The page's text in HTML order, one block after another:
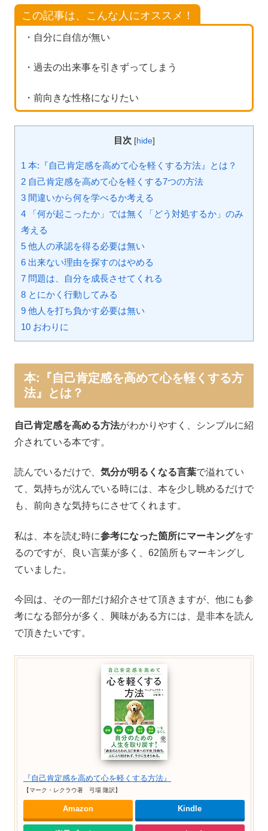
この記事は、こんな人にオススメ！
・自分に自信が無い
・過去の出来事を引きずってしまう
・前向きな性格になりたい
目次 [hide]
1 本:『自己肯定感を高めて心を軽くする方法』とは？
2 自己肯定感を高めて心を軽くする7つの方法
3 間違いから何を学べるか考える
4 「何が起こったか」では無く「どう対処するか」のみ
考える
5 他人の承認を得る必要は無い
6 出来ない理由を探すのはやめる
7 問題は、自分を成長させてくれる
8 とにかく行動してみる
9 他人を打ち負かす必要は無い
10 おわりに
本:『自己肯定感を高めて心を軽くする方
法』とは？
自己肯定感を高める方法がわかりやすく、シンプルに紹
介されている本です。
読んでいるだけで、 気分が明るくなる言葉で溢れてい
て、気持ちが沈んでいる時には、本を少し眺めるだけで
も、前向きな気持ちにさせてくれます。
私は、本を読む時に参考になった箇所にマーキングをす
るのですが、良い言葉が多く、62箇所もマーキングし
ていました。
今回は、その一部だけ紹介させて頂きますが、他にも参
考になる部分が多く、興味がある方には、是非本を読ん
で頂きたいです。
『自己肯定感を高めて心を軽くする方法』
【マーク・レクラウ著 弓場 隆訳】
Amazon Kindle